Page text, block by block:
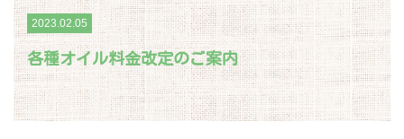
2023.02.05
各種オイル料金改定のご案内